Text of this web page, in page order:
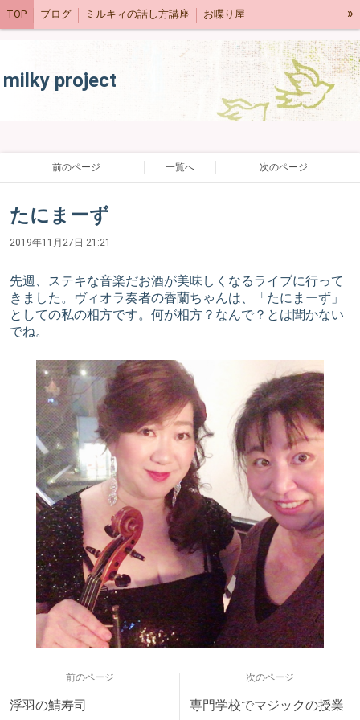
TOP ブログ ミルキィの話し方講座 お喋り屋 »
milky project
前のページ 一覧へ 次のページ
たにまーず
2019年11月27日 21:21
先週、ステキな音楽だお酒が美味しくなるライブに行って
きました。ヴィオラ奏者の香蘭ちゃんは、「たにまーず」
としての私の相方です。何が相方？なんで？とは聞かない
でね。
前のページ
浮羽の鯖寿司
次のページ
専門学校でマジックの授業